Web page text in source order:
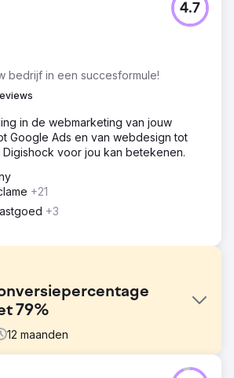
bedrijf in een succesformule!
4.7
in de webmarketing van jouw
Google Ads en van webdesign tot
Digishock voor jou kan betekenen.
+21
+3
79%
12 maanden